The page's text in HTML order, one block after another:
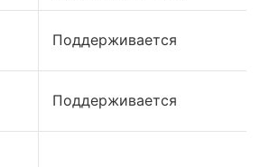
Поддерживается
Поддерживается